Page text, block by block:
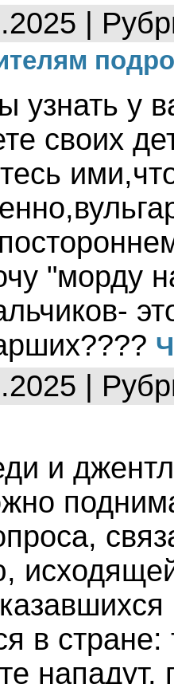
|
узнать у
своих
"морду
|
и
в
нападут,